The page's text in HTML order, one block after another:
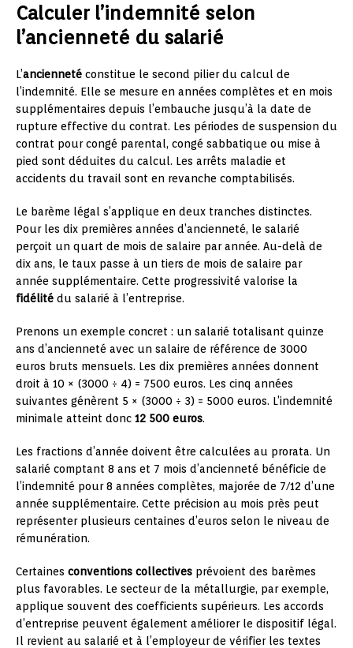
Calculer l’indemnité selon
l’ancienneté du salarié
L’ancienneté constitue le second pilier du calcul de
l’indemnité. Elle se mesure en années complètes et en mois
supplémentaires depuis l’embauche jusqu’à la date de
rupture effective du contrat. Les périodes de suspension du
contrat pour congé parental, congé sabbatique ou mise à
pied sont déduites du calcul. Les arrêts maladie et
accidents du travail sont en revanche comptabilisés.
Le barème légal s’applique en deux tranches distinctes.
Pour les dix premières années d’ancienneté, le salarié
perçoit un quart de mois de salaire par année. Au-delà de
dix ans, le taux passe à un tiers de mois de salaire par
année supplémentaire. Cette progressivité valorise la
fidélité du salarié à l’entreprise.
Prenons un exemple concret : un salarié totalisant quinze
ans d’ancienneté avec un salaire de référence de 3000
euros bruts mensuels. Les dix premières années donnent
droit à 10 × (3000 ÷ 4) = 7500 euros. Les cinq années
suivantes génèrent 5 × (3000 ÷ 3) = 5000 euros. L’indemnité
minimale atteint donc 12 500 euros.
Les fractions d’année doivent être calculées au prorata. Un
salarié comptant 8 ans et 7 mois d’ancienneté bénéficie de
l’indemnité pour 8 années complètes, majorée de 7/12 d’une
année supplémentaire. Cette précision au mois près peut
représenter plusieurs centaines d’euros selon le niveau de
rémunération.
Certaines conventions collectives prévoient des barèmes
plus favorables. Le secteur de la métallurgie, par exemple,
applique souvent des coefficients supérieurs. Les accords
d’entreprise peuvent également améliorer le dispositif légal.
Il revient au salarié et à l’employeur de vérifier les textes